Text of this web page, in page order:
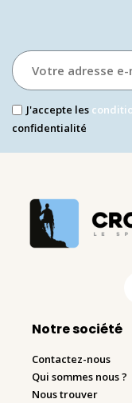
J'accepte les
confidentialité
Notre société
Contactez-nous
Qui sommes nous ?
Nous trouver